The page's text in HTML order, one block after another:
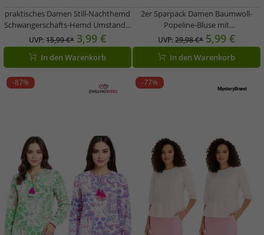
praktisches Damen Still-Nachthemd
Schwangerschafts-Hemd Umstands-
Nachtwäsche aus Baumwolle
943160 Schwarz
UVP:15,99 €* 3,99 €
In den Warenkorb
2er Sparpack Damen Baumwoll-
Popeline-Bluse mit
Wasserfallausschnitt Alltags-Bluse
925072 Blau
UVP:29,98 €* 5,99 €
In den Warenkorb
-87% -77%